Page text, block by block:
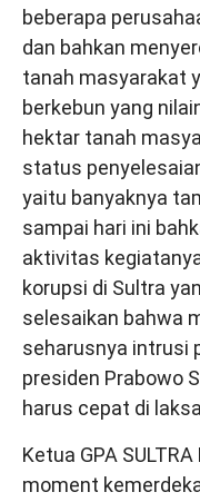
beberapa
dan bahkan
tanah masyarakat
berkebun yang
hektar tanah
status
yaitu banyaknya
sampai hari ini
aktivitas
korupsi di Sultra
selesaikan bahwa
seharusnya intrusi
presiden Prabowo
harus cepat di
Ketua GPA
moment